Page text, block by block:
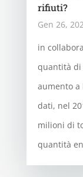
rifiuti?
Gen 26,
in
quantità
aumento a
dati, nel
milioni di
quantità